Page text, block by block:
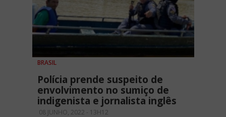
BRASIL
Polícia prende suspeito de
envolvimento no sumiço de
indigenista e jornalista inglês
08 JUNHO, 2022 - 13H12